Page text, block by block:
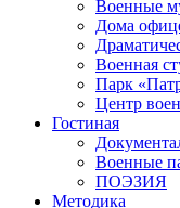
Военные
Дома
Военная
Парк
Центр
Гостиная
Военные
ПОЭЗИЯ
Методика